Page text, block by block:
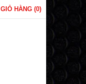
GIỎ HÀNG (0)